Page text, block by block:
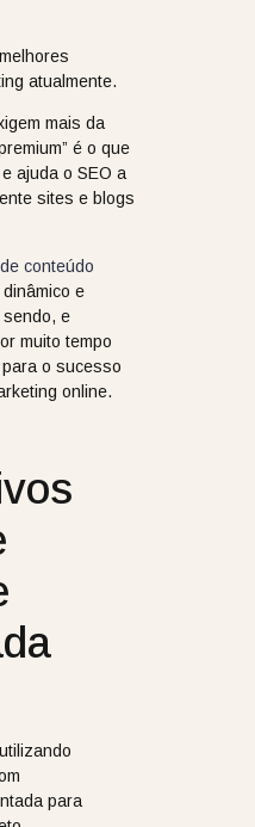
atualmente.
mais da
é o que
ajuda o SEO a
sites e blogs
conteúdo
e
e
muito tempo
o sucesso
online.